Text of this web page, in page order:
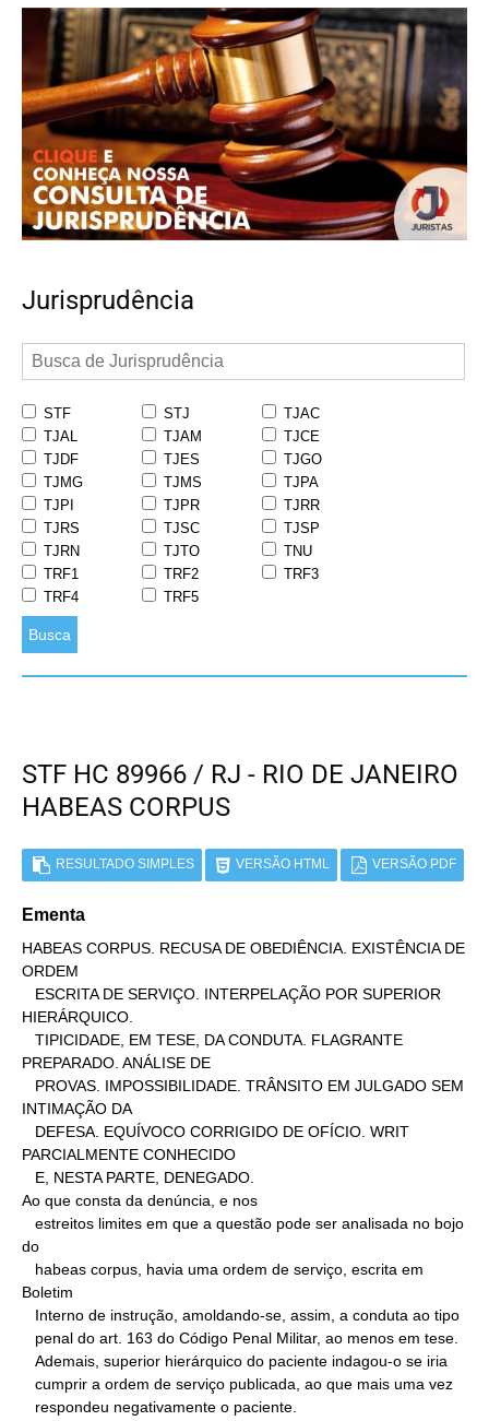
Jurisprudência
STF STJ
TJAC
TJAL
TJAM
TJCE
TJDF
TJES
TJGO
TJMG
TJMS
TJPA
TJPI
TJPR
TJRR
TJRS
TJSC
TJSP
TJRN
TJTO
TNU
TRF1
TRF2
TRF3
TRF4
TRF5
Busca
STF HC 89966 / RJ - RIO DE JANEIRO
HABEAS CORPUS
RESULTADO SIMPLES VERSÃO HTML VERSÃO PDF
Ementa
HABEAS CORPUS. RECUSA DE OBEDIÊNCIA. EXISTÊNCIA DE
ORDEM
HIERÁRQUICO.
PREPARADO. ANÁLISE DE
INTIMAÇÃO DA
PARCIALMENTE CONHECIDO
Ao que consta da denúncia, e nos
do
Boletim